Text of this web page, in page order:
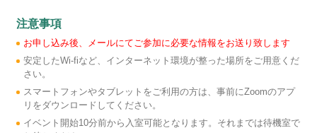
注意事項
お申し込み後、メールにてご参加に必要な情報をお送り致します
安定したWi-fiなど、インターネット環境が整った場所をご用意くだ
さい。
スマートフォンやタブレットをご利用の方は、事前にZoomのアプ
リをダウンロードしてください。
イベント開始10分前から入室可能となります。それまでは待機室で